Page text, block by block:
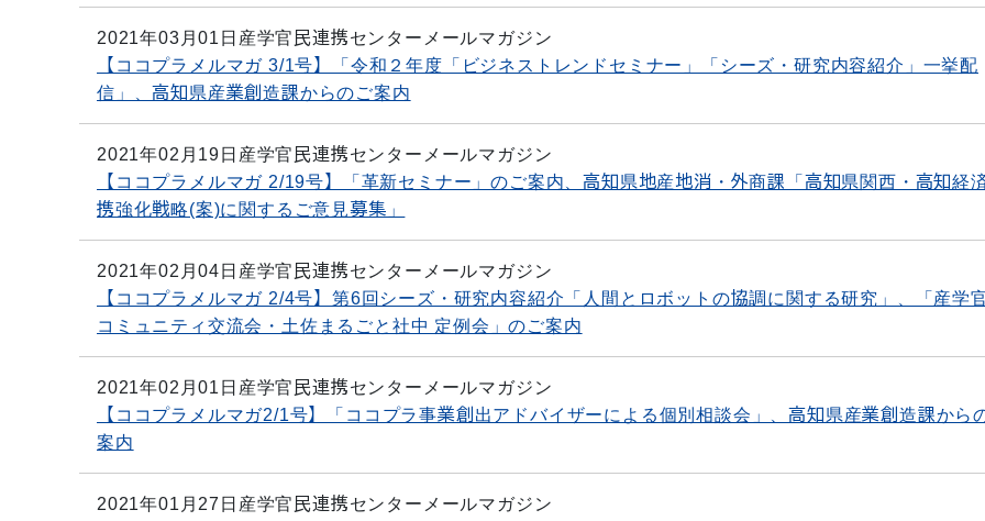
2021年03月01日 産学官民連携センターメールマガジン
【ココプラメルマガ 3/1号】「令和２年度「ビジネストレンドセミナー」「シーズ・研究内容紹介」一挙配
信」、高知県産業創造課からのご案内
2021年02月19日 産学官民連携センターメールマガジン
【ココプラメルマガ 2/19号】「革新セミナー」のご案内、高知県地産地消・外商課「高知県関西・高知経
携強化戦略(案)に関するご意見募集」
2021年02月04日 産学官民連携センターメールマガジン
【ココプラメルマガ 2/4号】第6回シーズ・研究内容紹介「人間とロボットの協調に関する研究」、「産学
コミュニティ交流会・土佐まるごと社中 定例会」のご案内
2021年02月01日 産学官民連携センターメールマガジン
【ココプラメルマガ2/1号】「ココプラ事業創出アドバイザーによる個別相談会」、高知県産業創造課から
案内
2021年01月27日 産学官民連携センターメールマガジン